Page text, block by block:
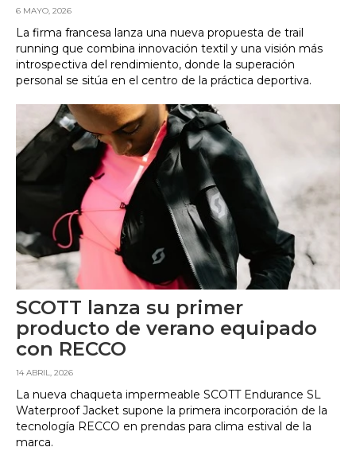
6 MAYO, 2026
La firma francesa lanza una nueva propuesta de trail
running que combina innovación textil y una visión más
introspectiva del rendimiento, donde la superación
personal se sitúa en el centro de la práctica deportiva.
SCOTT lanza su primer
producto de verano equipado
con RECCO
14 ABRIL, 2026
La nueva chaqueta impermeable SCOTT Endurance SL
Waterproof Jacket supone la primera incorporación de la
tecnología RECCO en prendas para clima estival de la
marca.